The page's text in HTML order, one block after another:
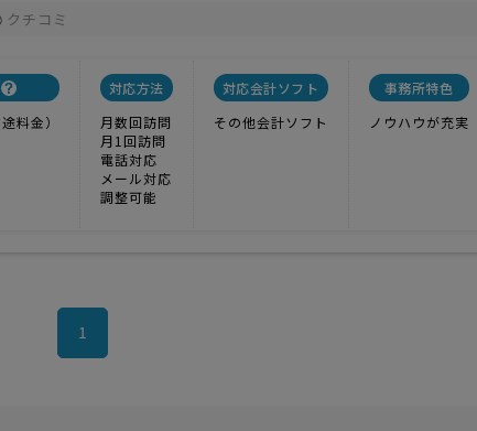
クチコミ
料金）
対応方法
月数回訪問
月1回訪問
電話対応
メール対応
調整可能
対応会計ソフト
その他会計ソフト
事務所特色
ノウハウが充実
1